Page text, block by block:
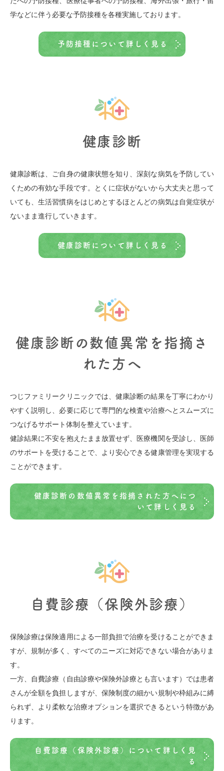
学などに伴う必要な予防接種を各種実施しております。
予防接種について詳しく見る
健康診断
健康診断は、ご自身の健康状態を知り、深刻な病気を予防してい
くための有効な手段です。とくに症状がないから大丈夫と思って
いても、生活習慣病をはじめとするほとんどの病気は自覚症状が
ないまま進行していきます。
健康診断について詳しく見る
健康診断の数値異常を指摘さ
れた方へ
つじファミリークリニックでは、健康診断の結果を丁寧にわかり
やすく説明し、必要に応じて専門的な検査や治療へとスムーズに
つなげるサポート体制を整えています。
健診結果に不安を抱えたまま放置せず、医療機関を受診し、医師
のサポートを受けることで、より安心できる健康管理を実現する
ことができます。
健康診断の数値異常を指摘された方へにつ
いて詳しく見る
自費診療（保険外診療）
保険診療は保険適用による一部負担で治療を受けることができま
すが、規制が多く、すべてのニーズに対応できない場合がありま
す。
一方、自費診療（自由診療や保険外診療とも言います）では患者
さんが全額を負担しますが、保険制度の細かい規制や枠組みに縛
られず、より柔軟な治療オプションを選択できるという特徴があ
ります。
自費診療（保険外診療）について詳しく見
る